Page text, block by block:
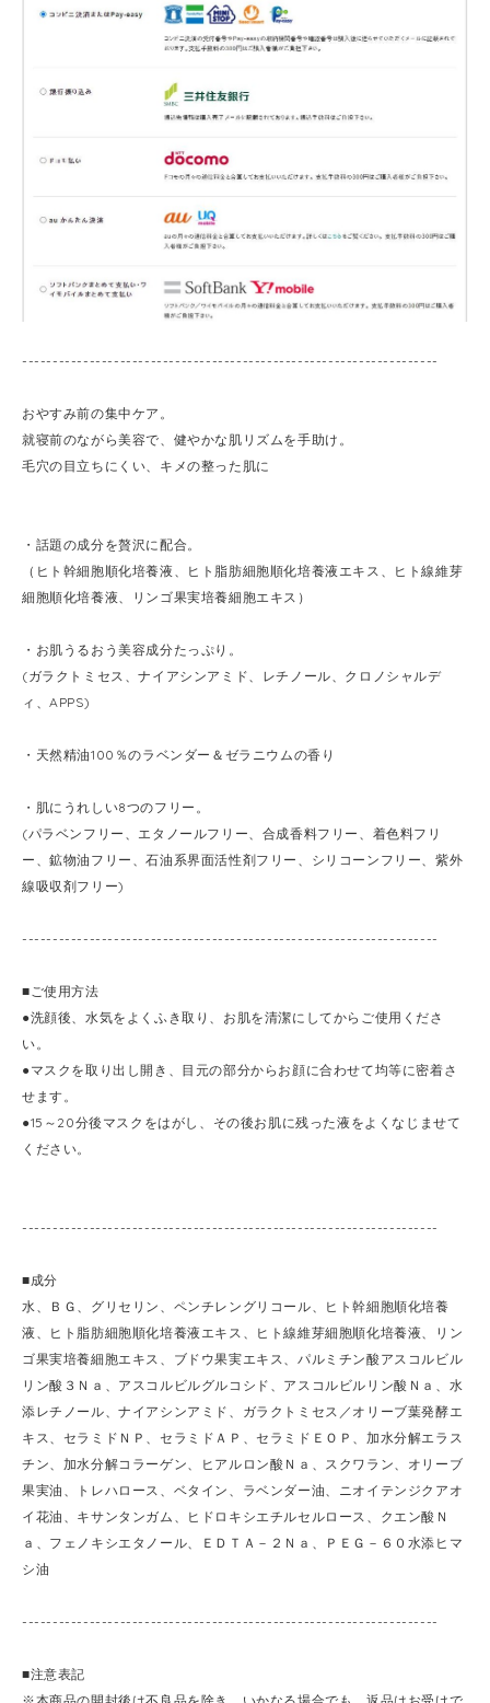
--------------------------------------------------------------------
おやすみ前の集中ケア。
就寝前のながら美容で、健やかな肌リズムを手助け。
毛穴の目立ちにくい、キメの整った肌に
・話題の成分を贅沢に配合。
（ヒト幹細胞順化培養液、ヒト脂肪細胞順化培養液エキス、ヒト線維芽
細胞順化培養液、リンゴ果実培養細胞エキス）
・お肌うるおう美容成分たっぷり。
(ガラクトミセス、ナイアシンアミド、レチノール、クロノシャルデ
ィ、APPS)
・天然精油100％のラベンダー＆ゼラニウムの香り
・肌にうれしい8つのフリー。
(パラベンフリー、エタノールフリー、合成香料フリー、着色料フリ
ー、鉱物油フリー、石油系界面活性剤フリー、シリコーンフリー、紫外
線吸収剤フリー)
--------------------------------------------------------------------
■ご使用方法
●洗顔後、水気をよくふき取り、お肌を清潔にしてからご使用くださ
い。
●マスクを取り出し開き、目元の部分からお顔に合わせて均等に密着さ
せます。
●15～20分後マスクをはがし、その後お肌に残った液をよくなじませて
ください。
--------------------------------------------------------------------
■成分
水、ＢＧ、グリセリン、ペンチレングリコール、ヒト幹細胞順化培養
液、ヒト脂肪細胞順化培養液エキス、ヒト線維芽細胞順化培養液、リン
ゴ果実培養細胞エキス、ブドウ果実エキス、パルミチン酸アスコルビル
リン酸３Ｎａ、アスコルビルグルコシド、アスコルビルリン酸Ｎａ、水
添レチノール、ナイアシンアミド、ガラクトミセス／オリーブ葉発酵エ
キス、セラミドＮＰ、セラミドＡＰ、セラミドＥＯＰ、加水分解エラス
チン、加水分解コラーゲン、ヒアルロン酸Ｎａ、スクワラン、オリーブ
果実油、トレハロース、ベタイン、ラベンダー油、ニオイテンジクアオ
イ花油、キサンタンガム、ヒドロキシエチルセルロース、クエン酸Ｎ
ａ、フェノキシエタノール、ＥＤＴＡ－２Ｎａ、ＰＥＧ－６０水添ヒマ
シ油
--------------------------------------------------------------------
■注意表記